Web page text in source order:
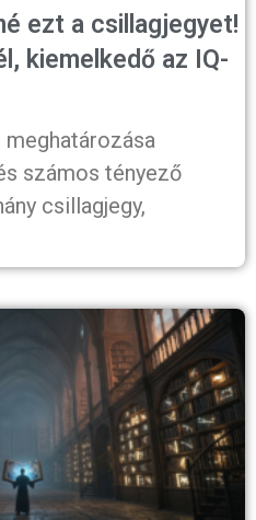
ezt a csillagjegyet!
kiemelkedő az IQ-
meghatározása
számos tényező
csillagjegy,